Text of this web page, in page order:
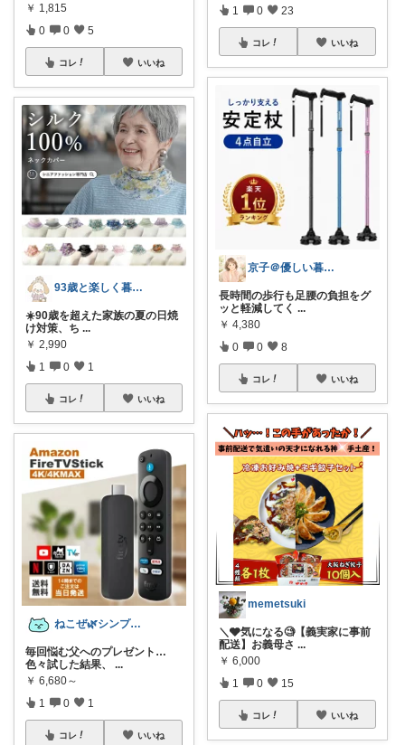
￥ 1,815
0 0 5
コレ いいね
93歳と楽しく暮らすためのお部屋
☀️90歳を超えた家族の夏の日焼
け対策、ち ...
￥ 2,990
1 0 1
コレ いいね
ねこぜ🌿シンプルライフ
毎回悩む父へのプレゼント…
色々試した結果、
...
￥ 6,680～
1 0 1
コレ いいね
1 0 23
コレ いいね
京子＠優しい暮らし
長時間の歩行も足腰の負担をグ
ッと軽減してく ...
￥ 4,380
0 0 8
コレ いいね
memetsuki
＼🩶気になる🧐【義実家に事前
配送】お義母さ ...
￥ 6,000
1 0 15
コレ いいね